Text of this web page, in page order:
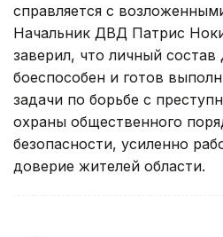
справляется с
Начальник ДВД Патрис
заверил, что личный
боеспособен и готов
задачи по борьбе с
охраны общественного
безопасности, усиленно
доверие жителей области.